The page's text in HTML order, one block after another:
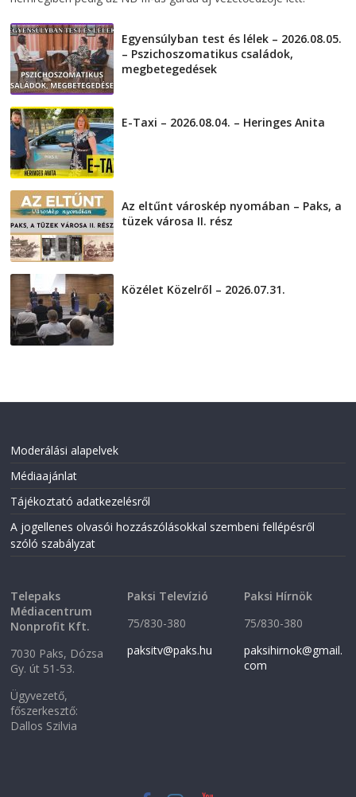
Egyensúlyban test és lélek – 2026.08.05.
– Pszichoszomatikus családok,
megbetegedések
E-Taxi – 2026.08.04. – Heringes Anita
Az eltűnt városkép nyomában – Paks, a
tüzek városa II. rész
Közélet Közelről – 2026.07.31.
Moderálási alapelvek
Médiaajánlat
Tájékoztató adatkezelésről
A jogellenes olvasói hozzászólásokkal szembeni fellépésről
szóló szabályzat
Telepaks
Médiacentrum
Nonprofit Kft.
7030 Paks, Dózsa
Gy. út 51-53.
Ügyvezető,
főszerkesztő:
Dallos Szilvia
Paksi Televízió
75/830-380
paksitv@paks.hu
Paksi Hírnök
75/830-380
paksihirnok@gmail.
com